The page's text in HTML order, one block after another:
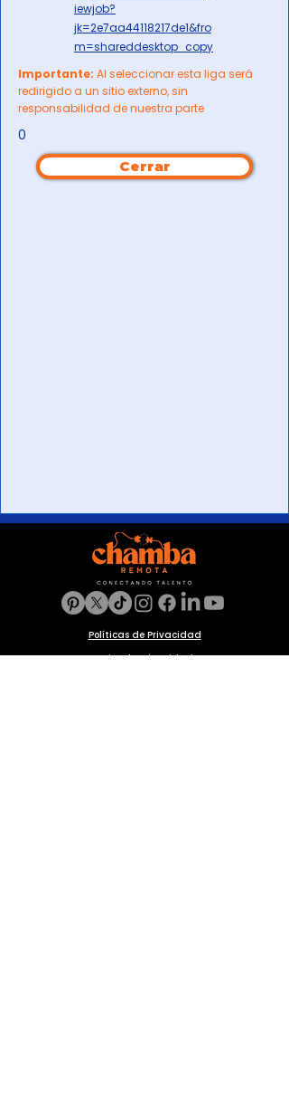
iewjob?
jk=2e7aa44118217de1&fro
m=shareddesktop_copy
Importante: Al seleccionar esta liga será
redirigido a un sitio externo, sin
responsabilidad de nuestra parte
0
Cerrar
Políticas de Privacidad
Aviso de Privacidad